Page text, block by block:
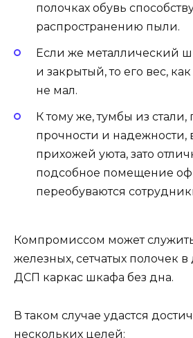
полочках обувь
распространению пыли.
Если же металлический
и закрытый, то его вес,
не мал.
К тому же, тумбы из
прочности и надежности,
прихожей уюта, зато
подсобное помещение
переобуваются
Компромиссом может
железных, сетчатых полочек
ДСП каркас шкафа без дна.
В таком случае удастся
нескольких целей: